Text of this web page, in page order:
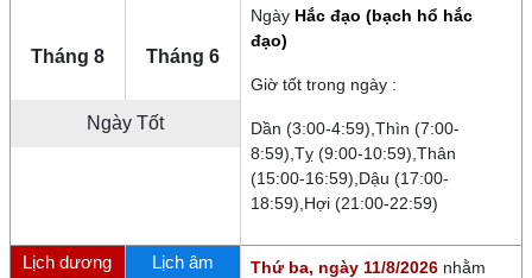
Tháng 8 Tháng 6
Ngày Tốt
Ngày Hắc đạo (bạch hổ hắc
đạo)
Giờ tốt trong ngày :
Dần (3:00-4:59),Thìn (7:00-
8:59),Tỵ (9:00-10:59),Thân
(15:00-16:59),Dậu (17:00-
18:59),Hợi (21:00-22:59)
Lịch dương Lịch âm Thứ ba, ngày 11/8/2026 nhằm